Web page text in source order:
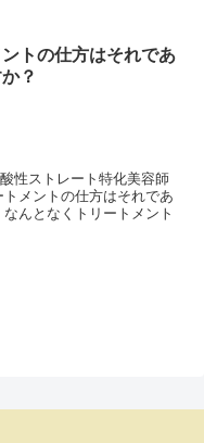
ントの仕方はそれであ
？
性ストレート特化美容師
メントの仕方はそれであ
んとなくトリートメント